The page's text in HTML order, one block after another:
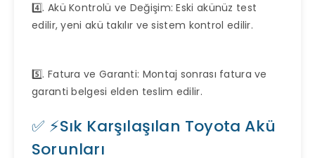
4️⃣. Akü Kontrolü ve Değişim: Eski akünüz test
edilir, yeni akü takılır ve sistem kontrol edilir.
5️⃣. Fatura ve Garanti: Montaj sonrası fatura ve
garanti belgesi elden teslim edilir.
✅ ⚡Sık Karşılaşılan Toyota Akü
Sorunları